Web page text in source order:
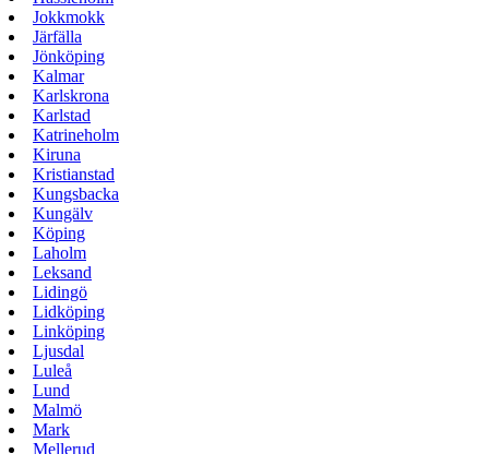
Jokkmokk
Järfälla
Jönköping
Kalmar
Karlskrona
Karlstad
Katrineholm
Kiruna
Kristianstad
Kungsbacka
Kungälv
Köping
Laholm
Leksand
Lidingö
Lidköping
Linköping
Ljusdal
Luleå
Lund
Malmö
Mark
Mellerud